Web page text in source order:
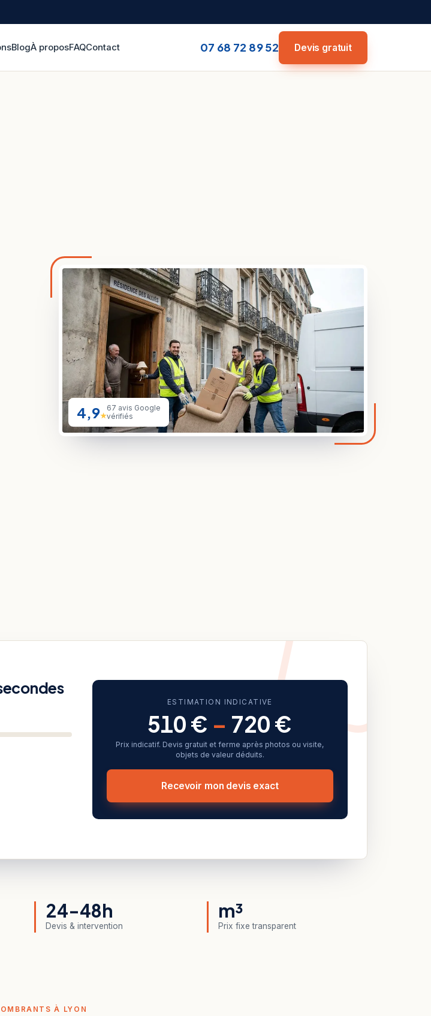
BlogÀ proposFAQContact 07 68 72 89 52 Devis gratuit
4,9★
67 avis Google
vérifiés
ESTIMATION INDICATIVE
510 € – 720 €
Prix indicatif. Devis gratuit et ferme après photos ou visite,
objets de valeur déduits.
Recevoir mon devis exact
24-48h
Devis & intervention
m³
Prix fixe transparent
À LYON